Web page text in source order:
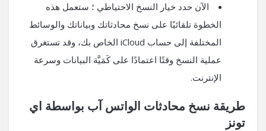
الآن حدد خيار النسخ الاحتياطي ؛ ستعمل هذه
الخطوة تلقائيًا على نسخ محادثاتك وبياناتك والوسائط
المختلفة إلى حساب iCloud الخاص بك، وقد تستغرق
عملية النسخ وقتًا اعتمادًا على كَمَيَّة البيانات وسرعة
الإنترنت.
طريقة نسخ محادثات الواتس آب بواسطة اي
تونز